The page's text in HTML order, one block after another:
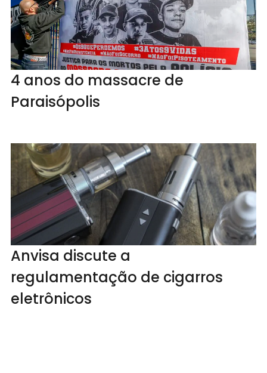
4 anos do massacre de
Paraisópolis
Anvisa discute a
regulamentação de cigarros
eletrônicos